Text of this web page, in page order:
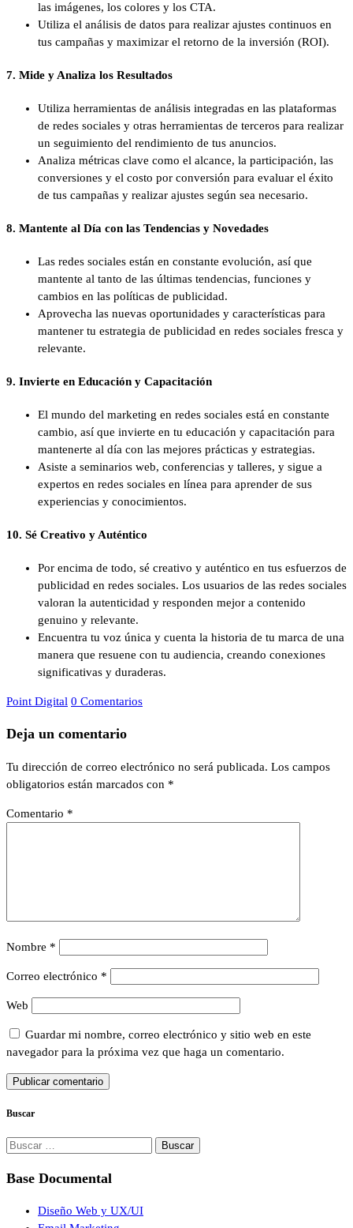
las imágenes, los colores y los CTA.
Utiliza el análisis de datos para realizar ajustes continuos en
tus campañas y maximizar el retorno de la inversión (ROI).
7. Mide y Analiza los Resultados
Utiliza herramientas de análisis integradas en las plataformas
de redes sociales y otras herramientas de terceros para realizar
un seguimiento del rendimiento de tus anuncios.
Analiza métricas clave como el alcance, la participación, las
conversiones y el costo por conversión para evaluar el éxito
de tus campañas y realizar ajustes según sea necesario.
8. Mantente al Día con las Tendencias y Novedades
Las redes sociales están en constante evolución, así que
mantente al tanto de las últimas tendencias, funciones y
cambios en las políticas de publicidad.
Aprovecha las nuevas oportunidades y características para
mantener tu estrategia de publicidad en redes sociales fresca y
relevante.
9. Invierte en Educación y Capacitación
El mundo del marketing en redes sociales está en constante
cambio, así que invierte en tu educación y capacitación para
mantenerte al día con las mejores prácticas y estrategias.
Asiste a seminarios web, conferencias y talleres, y sigue a
expertos en redes sociales en línea para aprender de sus
experiencias y conocimientos.
10. Sé Creativo y Auténtico
Por encima de todo, sé creativo y auténtico en tus esfuerzos de
publicidad en redes sociales. Los usuarios de las redes sociales
valoran la autenticidad y responden mejor a contenido
genuino y relevante.
Encuentra tu voz única y cuenta la historia de tu marca de una
manera que resuene con tu audiencia, creando conexiones
significativas y duraderas.
Point Digital 0 Comentarios
Deja un comentario
Tu dirección de correo electrónico no será publicada. Los campos
obligatorios están marcados con *
Comentario *
Nombre *
Correo electrónico *
Web
Guardar mi nombre, correo electrónico y sitio web en este
navegador para la próxima vez que haga un comentario.
Buscar
Buscar:
Base Documental
Diseño Web y UX/UI